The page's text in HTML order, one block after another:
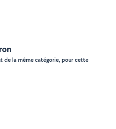
de la même catégorie, pour cette